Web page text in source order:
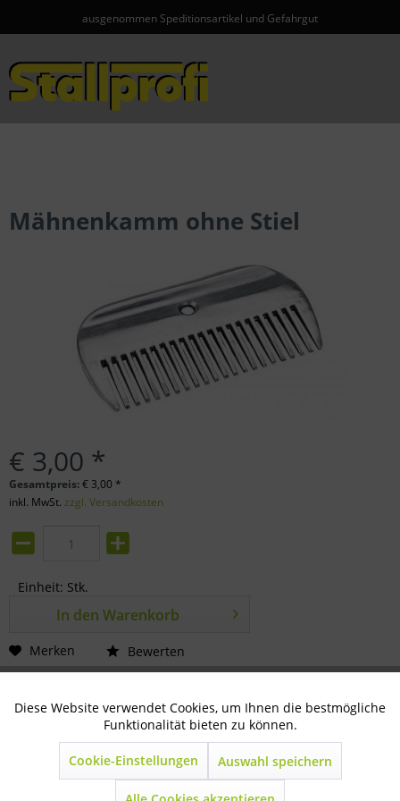
ausgenommen Speditionsartikel und Gefahrgut
Mähnenkamm ohne Stiel
€ 3,00 *
Gesamtpreis:€ 3,00 *
inkl. MwSt. zzgl. Versandkosten
Einheit: Stk.
In den Warenkorb
Merken Bewerten
Aluminium 10 cmmehr
Technisch notwendig Aktiv
Marketing Inaktiv
Diese Website verwendet Cookies, um Ihnen die bestmögliche
Funktionalität bieten zu können.
Cookie-Einstellungen Auswahl speichern